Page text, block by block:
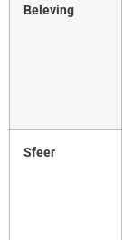
Beleving
Sfeer